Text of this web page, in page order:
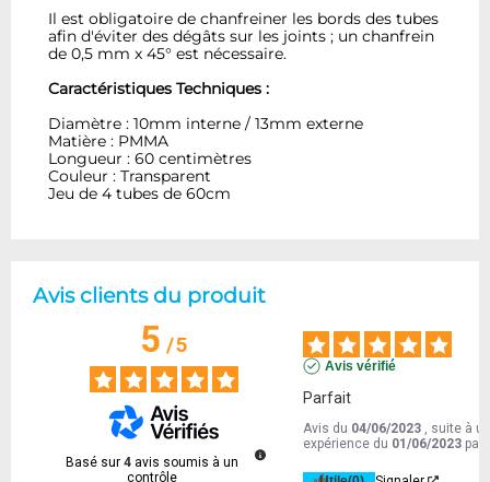
Il est obligatoire de chanfreiner les bords des tubes
afin d'éviter des dégâts sur les joints ; un chanfrein
de 0,5 mm x 45° est nécessaire.
Caractéristiques Techniques :
Diamètre : 10mm interne / 13mm externe
Matière : PMMA
Longueur : 60 centimètres
Couleur : Transparent
Jeu de 4 tubes de 60cm
Avis clients du produit
5/5
Basé sur 4 avis soumis à un
contrôle
Avis vérifié
Parfait
Avis du 04/06/2023 , suite à
expérience du 01/06/2023 par